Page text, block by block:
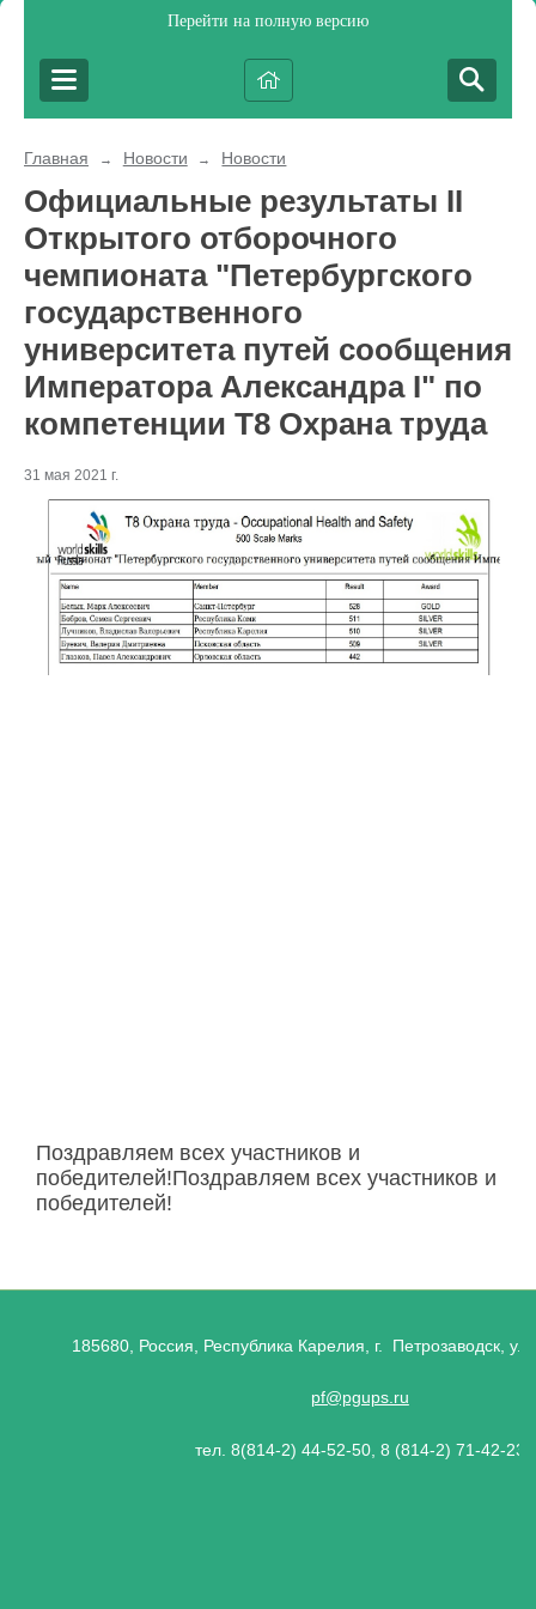
Перейти на полную версию
Главная → Новости → Новости
Официальные результаты II
Открытого отборочного
чемпионата "Петербургского
государственного
университета путей сообщения
Императора Александра I" по
компетенции Т8 Охрана труда
31 мая 2021 г.
Поздравляем всех участников и
победителей!Поздравляем всех участников и
победителей!
185680, Россия, Республика Карелия, г. Петрозаводск,
pf@pgups.ru
тел. 8(814-2) 44-52-50, 8 (814-2) 71-42-23